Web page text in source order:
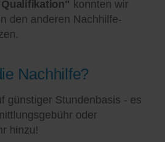
konnten wir
den anderen Nachhilfe-
Nachhilfe?
günstiger Stundenbasis - es
oder
hinzu!